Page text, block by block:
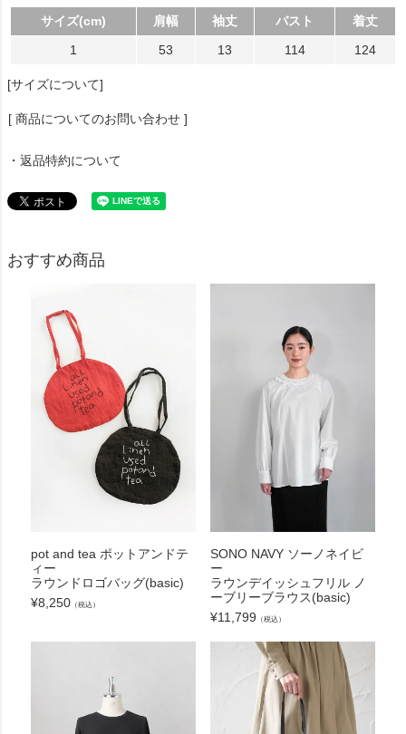
サイズ(cm) 肩幅 袖丈 バスト
着丈
1
53 13 114 124
[サイズについて]
[ 商品についてのお問い合わせ ]
・返品特約について
おすすめ商品
pot and tea ポットアンドテ
ィー
ラウンドロゴバッグ(basic)
¥8,250（税込）
SONO NAVY ソーノネイビ
ー
ラウンデイッシュフリル ノ
ーブリーブラウス(basic)
¥11,799 （税込）